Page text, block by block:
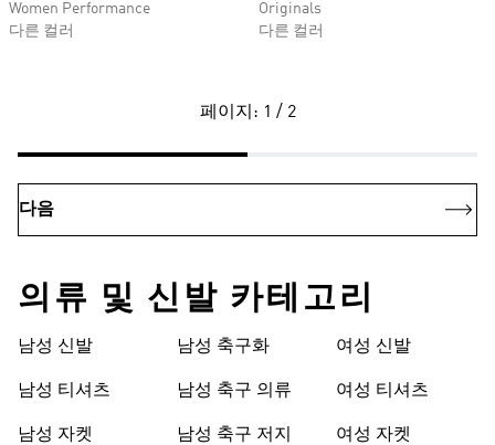
Women Performance
다른 컬러
Originals
다른 컬러
페이지: 1 / 2
다음
의류 및 신발 카테고리
남성 신발
남성 티셔츠
남성 자켓
남성 축구화
남성 축구 의류
남성 축구 저지
여성 신발
여성 티셔츠
여성 자켓